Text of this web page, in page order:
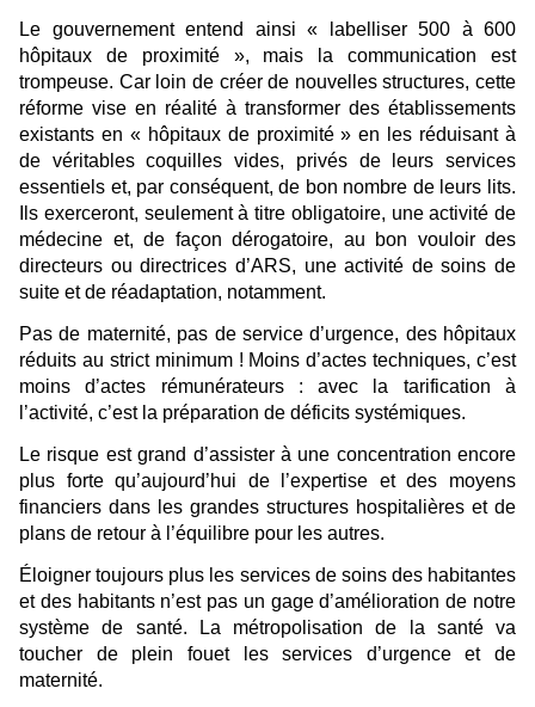
Le gouvernement entend ainsi « labelliser 500 à 600
hôpitaux de proximité », mais la communication est
trompeuse. Car loin de créer de nouvelles structures, cette
réforme vise en réalité à transformer des établissements
existants en « hôpitaux de proximité » en les réduisant à
de véritables coquilles vides, privés de leurs services
essentiels et, par conséquent, de bon nombre de leurs lits.
Ils exerceront, seulement à titre obligatoire, une activité de
médecine et, de façon dérogatoire, au bon vouloir des
directeurs ou directrices d’ARS, une activité de soins de
suite et de réadaptation, notamment.
Pas de maternité, pas de service d’urgence, des hôpitaux
réduits au strict minimum ! Moins d’actes techniques, c’est
moins d’actes rémunérateurs : avec la tarification à
l’activité, c’est la préparation de déficits systémiques.
Le risque est grand d’assister à une concentration encore
plus forte qu’aujourd’hui de l’expertise et des moyens
financiers dans les grandes structures hospitalières et de
plans de retour à l’équilibre pour les autres.
Éloigner toujours plus les services de soins des habitantes
et des habitants n’est pas un gage d’amélioration de notre
système de santé. La métropolisation de la santé va
toucher de plein fouet les services d’urgence et de
maternité.